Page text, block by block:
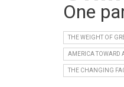
One
THE WEIGHT OF
AMERICA TOWARD
THE CHANGING